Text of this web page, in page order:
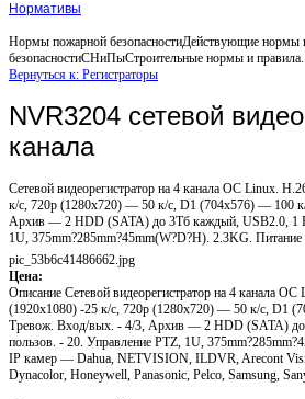
Нормативы
Нормы пожарной безопасностиДействующие нормы
безопасностиСНиПыСтроительные нормы и
Вернуться к: Регистраторы
NVR3204 сетевой
канала
Сетевой видеорегистратор на 4 канала ОС Linux.
к/с, 720p (1280x720) — 50 к/с, D1 (704x576) — 100
Архив — 2 HDD (SATA) до 3Тб каждый, USB2.0, 1
1U, 375mm?285mm?45mm(W?D?H). 2.3KG. Питание
pic_53b6c41486662.jpg
Цена:
Описание Сетевой видеорегистратор на 4 канала
(1920x1080) -25 к/с, 720p (1280x720) — 50 к/с, D1
Тревож. Вход/вых. - 4/3, Архив — 2 HDD (SATA)
пользов. - 20. Управление PTZ, 1U,
IP камер — Dahua, NETVISION, ILDVR, Arecont
Dynacolor, Honeywell, Panasonic, Pelco, Samsung,